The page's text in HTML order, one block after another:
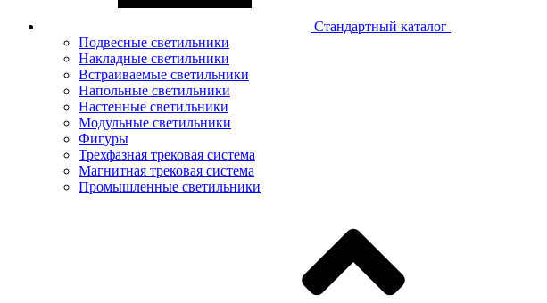
Стандартный каталог
Подвесные светильники
Накладные светильники
Встраиваемые светильники
Напольные светильники
Настенные светильники
Модульные светильники
Фигуры
Трехфазная трековая система
Магнитная трековая система
Промышленные светильники